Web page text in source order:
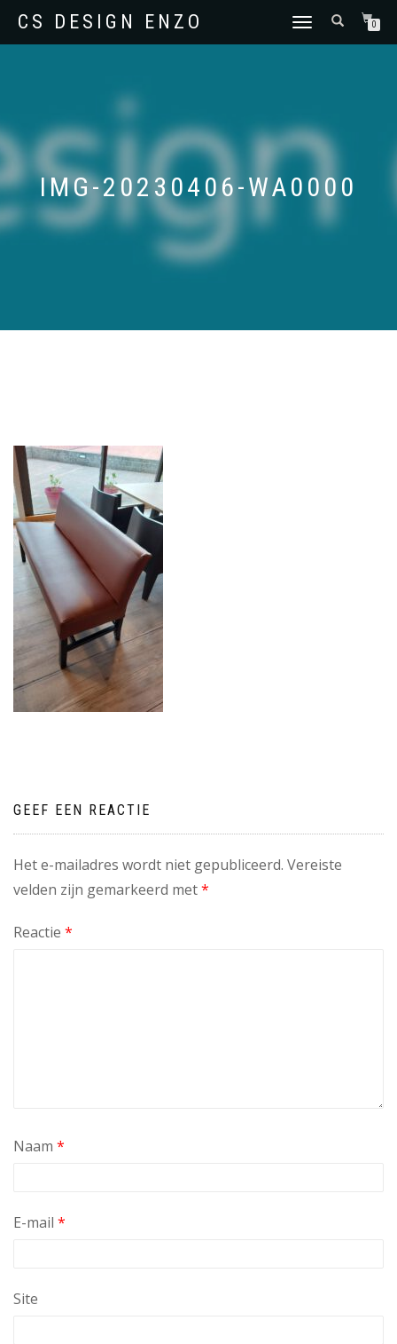
CS DESIGN ENZO
SCHAKEL
0
IMG-20230406-WA0000
GEEF EEN REACTIE
Het e-mailadres wordt niet gepubliceerd. Vereiste
velden zijn gemarkeerd met*
Reactie *
Naam *
E-mail *
Site